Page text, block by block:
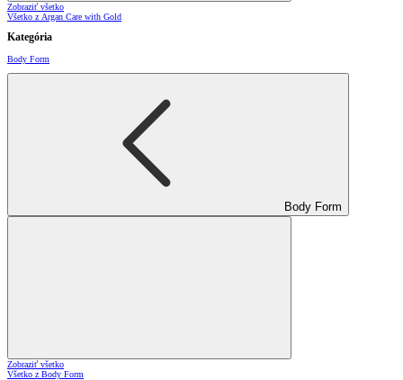
Zobraziť všetko
Všetko z Argan Care with Gold
Kategória
Body Form
Body Form
Zobraziť všetko
Všetko z Body Form